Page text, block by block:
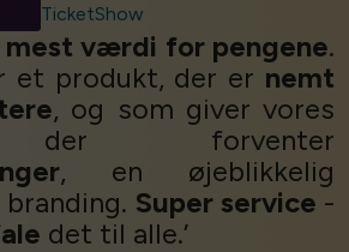
TicketShow
mest værdi for pengene.
et produkt, der er nemt
, og som giver vores
der forventer
, en øjeblikkelig
Super service -
det til alle.’